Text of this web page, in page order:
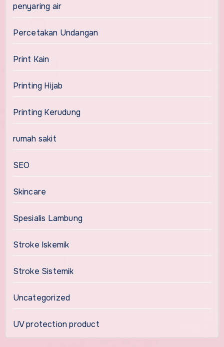
penyaring air
Percetakan Undangan
Print Kain
Printing Hijab
Printing Kerudung
rumah sakit
SEO
Skincare
Spesialis Lambung
Stroke Iskemik
Stroke Sistemik
Uncategorized
UV protection product